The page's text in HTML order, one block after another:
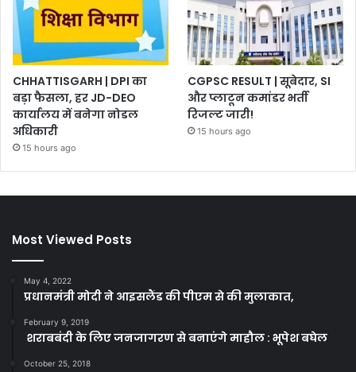
CHHATTISGARH | DPI का
बड़ा फैसला, हर JD-DEO
कार्यालय में बनेगा नोडल
अधिकारी
15 hours ago
CGPSC RESULT | सूबेदार, SI
और प्लाटून कमांडर भर्ती
रिजल्ट जारी!
15 hours ago
Most Viewed Posts
May 4, 2022
प्रधानमंत्री मोदी ने आइसलैंड की पीएम से की मुलाकात,
February 9, 2019
शराबबंदी के लिए जनजागरण से बनाएंगे माहौल : भूपेश बघेल
October 25, 2018